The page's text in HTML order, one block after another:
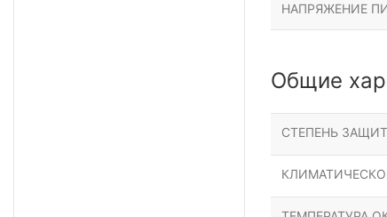
НАПРЯЖЕНИЕ
Общие
СТЕПЕНЬ